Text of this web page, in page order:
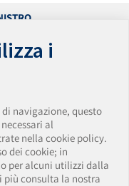
POLICY
i
navigazione, questo
al
nella cookie policy.
dei cookie; in
per alcuni utilizzi dalla
più consulta la nostra